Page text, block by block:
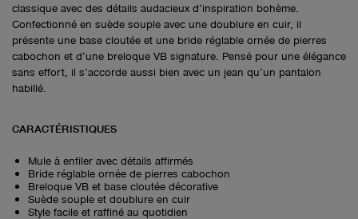
classique avec des détails audacieux d’inspiration bohème.
Confectionné en suède souple avec une doublure en cuir, il
présente une base cloutée et une bride réglable ornée de pierres
cabochon et d’une breloque VB signature. Pensé pour une élégance
sans effort, il s’accorde aussi bien avec un jean qu’un pantalon
habillé.
CARACTÉRISTIQUES
Mule à enfiler avec détails affirmés
Bride réglable ornée de pierres cabochon
Breloque VB et base cloutée décorative
Suède souple et doublure en cuir
Style facile et raffiné au quotidien